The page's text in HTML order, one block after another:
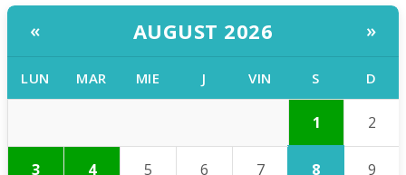
« AUGUST 2026 »
LUN MAR MIE J VIN S D
1 2
3 4 5 6 7 8 9